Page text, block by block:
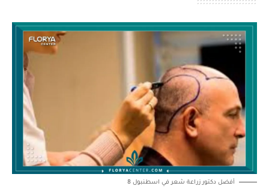
أفضل دكتور زراعة شعر في اسطنبول 8